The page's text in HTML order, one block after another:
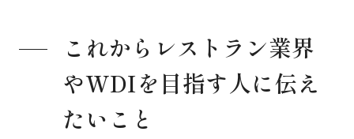
これからレストラン業界
やWDIを目指す人に伝え
たいこと